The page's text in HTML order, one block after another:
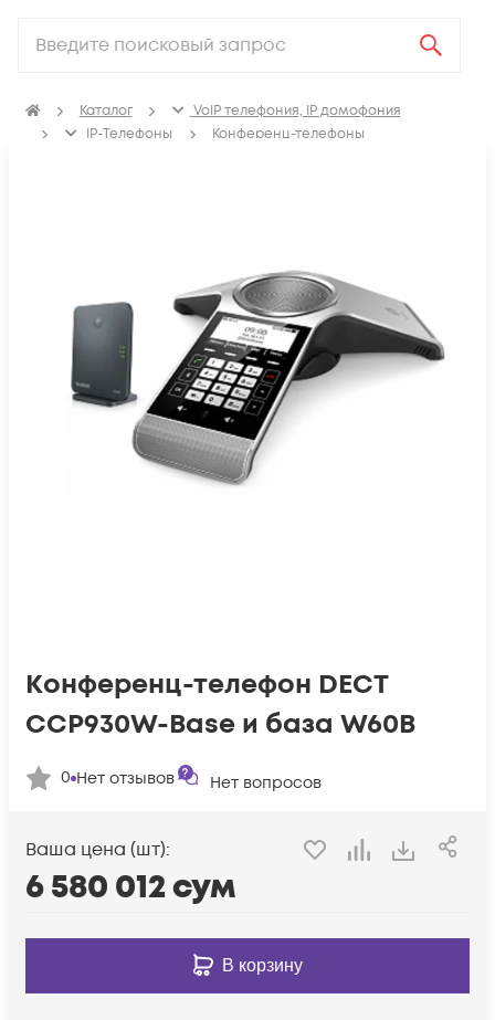
Каталог
VoIP телефония, IP домофония
IP-Телефоны
Конференц-телефоны
Конференц-телефон DECT
CCP930W-Base и база W60B
0 Нет отзывов Нет вопросов
Ваша цена (шт):
6 580 012сум
В корзину